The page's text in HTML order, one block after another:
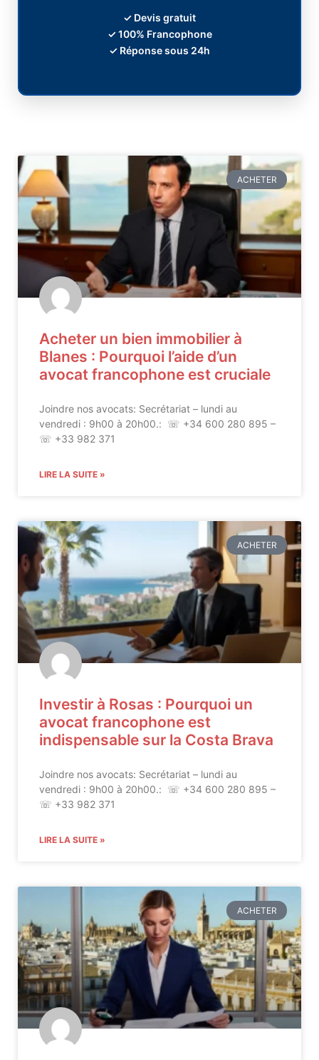
✓ Devis gratuit
✓ 100% Francophone
✓ Réponse sous 24h
ACHETER
Acheter un bien immobilier à
Blanes : Pourquoi l’aide d’un
avocat francophone est cruciale
Joindre nos avocats: Secrétariat – lundi au
vendredi : 9h00 à 20h00.: ☏ +34 600 280 895 –
☏ +33 982 371
LIRE LA SUITE »
ACHETER
Investir à Rosas : Pourquoi un
avocat francophone est
indispensable sur la Costa Brava
Joindre nos avocats: Secrétariat – lundi au
vendredi : 9h00 à 20h00.: ☏ +34 600 280 895 –
☏ +33 982 371
LIRE LA SUITE »
ACHETER